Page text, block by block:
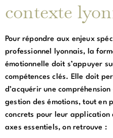
contexte
Pour répondre aux enjeux
professionnel lyonnais, la
émotionnelle doit s’appuyer
compétences clés. Elle doit
d’acquérir une
gestion des émotions, tout en
concrets pour leur application
axes essentiels, on retrouve :